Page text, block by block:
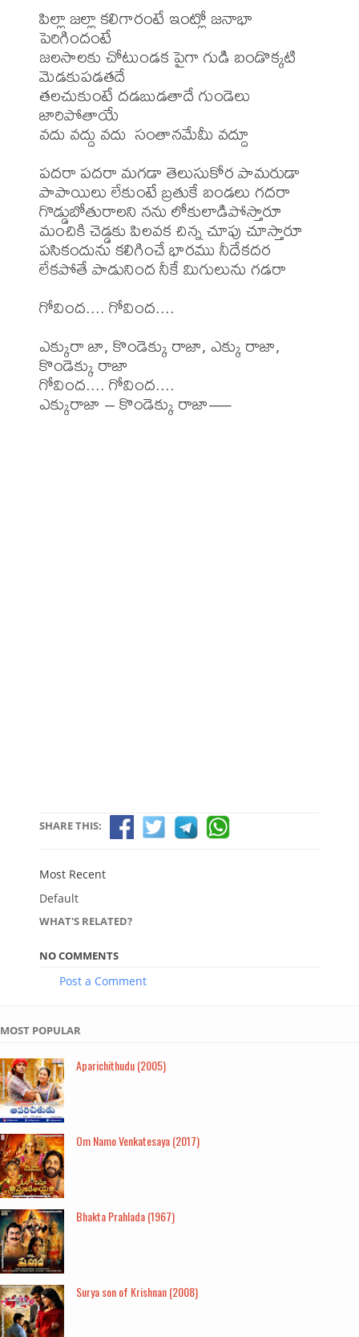
పిల్లా జల్లా కలిగారంటే ఇంట్లో జనాభా
పెరిగిందంటే
జలసాలకు చోటుండక పైగా గుడి బండొక్కటి
మెడకుపడతదే
తలచుకుంటే దడబుడతాదే గుండెలు
జారిపోతాయే
వదు వద్దు వదు  సంతానమేమీ వద్దూ
పదరా పదరా మగడా తెలుసుకోర పామరుడా
పాపాయిలు లేకుంటే బ్రతుకే బండలు గదరా
గొడ్డుబోతురాలని నను లోకులాడిపోస్తారూ
మంచికి చెడ్డకు పిలవక చిన్న చూపు చూస్తారూ
పసికందును కలిగించే భారము నీదేకదర
లేకపోతే పాడునింద నీకే మిగులును గడరా
గోవింద.... గోవింద....
ఎక్కురా జా, కొండెక్కు రాజా, ఎక్కు రాజా,
కొండెక్కు రాజా
గోవింద.... గోవింద....
ఎక్కురాజా – కొండెక్కు రాజా—
SHARE THIS:
Most Recent
Default
WHAT'S RELATED?
NO COMMENTS
Post a Comment
MOST POPULAR
Aparichithudu (2005)
Om Namo Venkatesaya (2017)
Bhakta Prahlada (1967)
Surya son of Krishnan (2008)